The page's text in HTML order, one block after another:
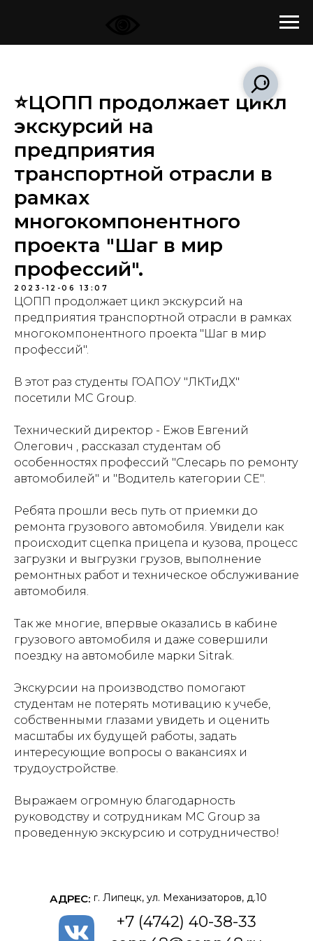
⭐ЦОПП продолжает цикл
экскурсий на
предприятия
транспортной отрасли в
рамках
многокомпонентного
проекта "Шаг в мир
профессий".
2023-12-06 13:07
ЦОПП продолжает цикл экскурсий на
предприятия транспортной отрасли в рамках
многокомпонентного проекта "Шаг в мир
профессий".
В этот раз студенты ГОАПОУ "ЛКТиДХ"
посетили MC Group.
Технический директор - Ежов Евгений
Олегович , рассказал студентам об
особенностях профессий "Слесарь по ремонту
автомобилей" и "Водитель категории СЕ".
Ребята прошли весь путь от приемки до
ремонта грузового автомобиля. Увидели как
происходит сцепка прицепа и кузова, процесс
загрузки и выгрузки грузов, выполнение
ремонтных работ и техническое обслуживание
автомобиля.
Так же многие, впервые оказались в кабине
грузового автомобиля и даже совершили
поездку на автомобиле марки Sitrak.
Экскурсии на производство помогают
студентам не потерять мотивацию к учебе,
собственными глазами увидеть и оценить
масштабы их будущей работы, задать
интересующие вопросы о вакансиях и
трудоустройстве.
Выражаем огромную благодарность
руководству и сотрудникам MC Group за
проведенную экскурсию и сотрудничество!
+7 (4742) 40-38-33
г. Липецк, ул. Механизаторов, д.10
АДРЕС: